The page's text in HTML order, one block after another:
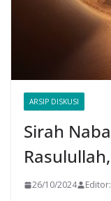
ARSIP DISKUSI
Sirah
26/10/2024